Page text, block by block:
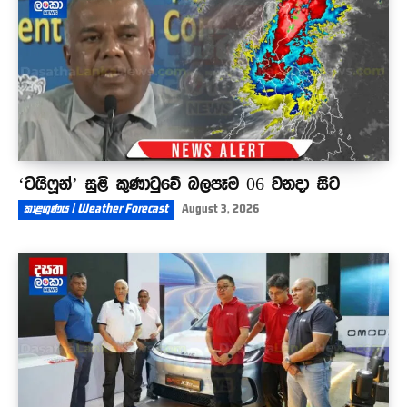
‘ටයිෆූන්’ සුළි කුණාටුවේ බලපෑම 06 වනදා සිට
කාළගුණය | Weather Forecast August 3, 2026